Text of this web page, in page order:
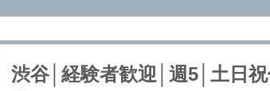
渋谷│経験者歓迎│週5│土日